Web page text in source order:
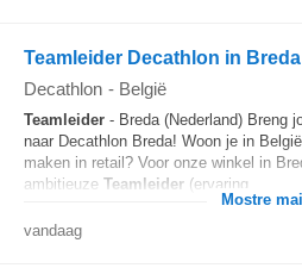
Teamleider Decathlon in
Decathlon - België
Teamleider - Breda (Nederland) Breng
naar Decathlon Breda! Woon je in
maken in retail? Voor onze winkel in
ambitieuze Teamleider (ervaring...
Mostre
vandaag